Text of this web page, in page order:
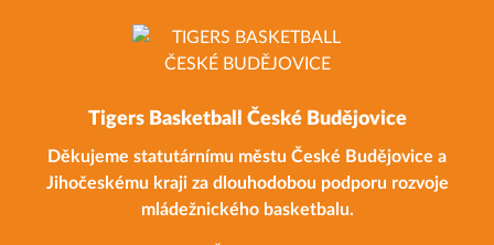
Tigers Basketball České Budějovice
Děkujeme statutárnímu městu České Budějovice a
Jihočeskému kraji za dlouhodobou podporu rozvoje
mládežnického basketbalu.